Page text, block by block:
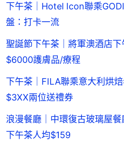
下午茶｜Hotel Icon聯乘
盤：打卡一流
聖誕節下午茶｜將軍澳酒店
$6000護膚品/療程
下午茶｜FILA聯乘意大利烘
$3XX兩位送禮券
浪漫餐廳｜中環復古玻璃屋
下午茶人均$159